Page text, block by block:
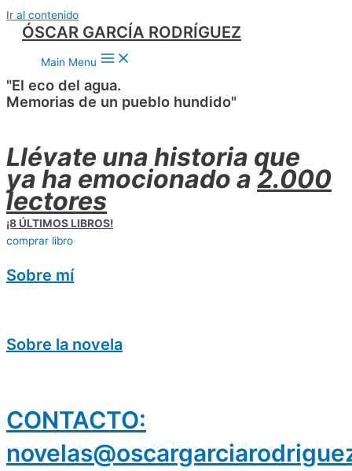
Ir al contenido
ÓSCAR GARCÍA RODRÍGUEZ
Main Menu
"El eco del agua.
Memorias de un pueblo hundido"
Llévate una historia que
ya ha emocionado a 2.000
lectores
¡8 ÚLTIMOS LIBROS!
comprar libro
Sobre mí
Sobre la novela
CONTACTO: